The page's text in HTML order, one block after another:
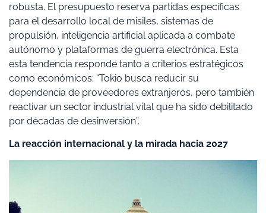
robusta. El presupuesto reserva partidas específicas
para el desarrollo local de misiles, sistemas de
propulsión, inteligencia artificial aplicada a combate
autónomo y plataformas de guerra electrónica. Esta
esta tendencia responde tanto a criterios estratégicos
como económicos: “Tokio busca reducir su
dependencia de proveedores extranjeros, pero también
reactivar un sector industrial vital que ha sido debilitado
por décadas de desinversión”.
La reacción internacional y la mirada hacia 2027